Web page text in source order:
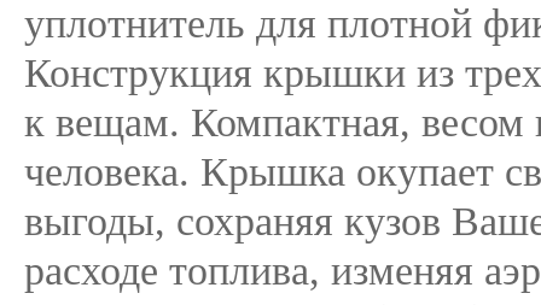
уплотнитель для плотной
Конструкция крышки из
к вещам. Компактная, весом
человека. Крышка окупает
выгоды, сохраняя кузов
расходе топлива, изменяя